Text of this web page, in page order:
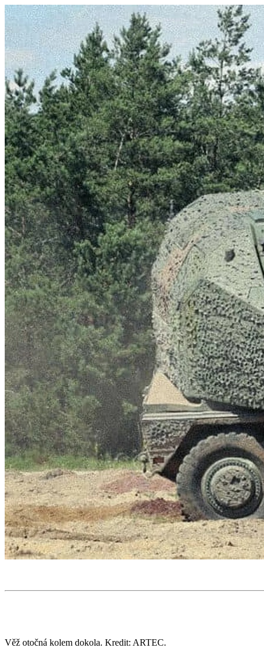
Věž otočná kolem dokola. Kredit: ARTEC.